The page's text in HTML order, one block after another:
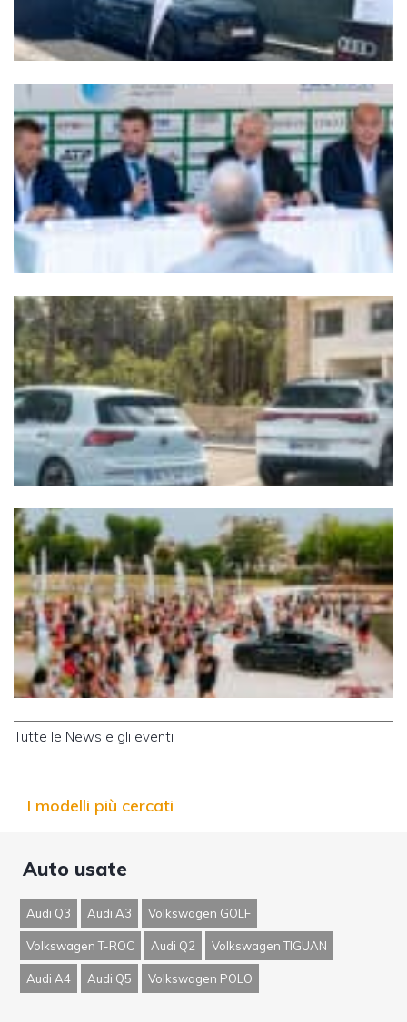
Tutte le News e gli eventi
I modelli più cercati
Auto usate
Audi Q3 Audi A3 Volkswagen GOLF
Volkswagen T-ROC Audi Q2 Volkswagen TIGUAN
Audi A4 Audi Q5 Volkswagen POLO